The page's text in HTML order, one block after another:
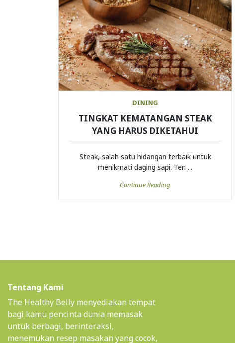
DINING
TINGKAT KEMATANGAN STEAK
YANG HARUS DIKETAHUI
Steak, salah satu hidangan terbaik untuk
menikmati daging sapi. Ten ...
Continue Reading
Tentang Kami
The Healthy Belly menyediakan tempat
bagi kamu pencinta dunia memasak
untuk berbagi, berinteraksi,
menemukan resep masakan yang cocok,